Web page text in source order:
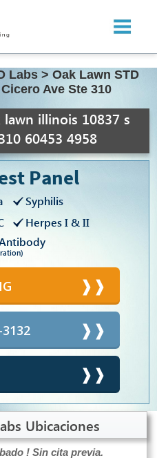
Labs > Oak Lawn STD
Ave Ste 310
lawn illinois 10837 s
60453 4958
Panel
Syphilis
Herpes I & II
Ubicaciones
! Sin cita previa.